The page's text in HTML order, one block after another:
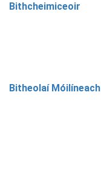
Bithcheimiceoir
Bitheolaí Móilíneach